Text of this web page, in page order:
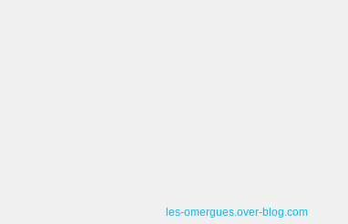
les-omergues.over-blog.com